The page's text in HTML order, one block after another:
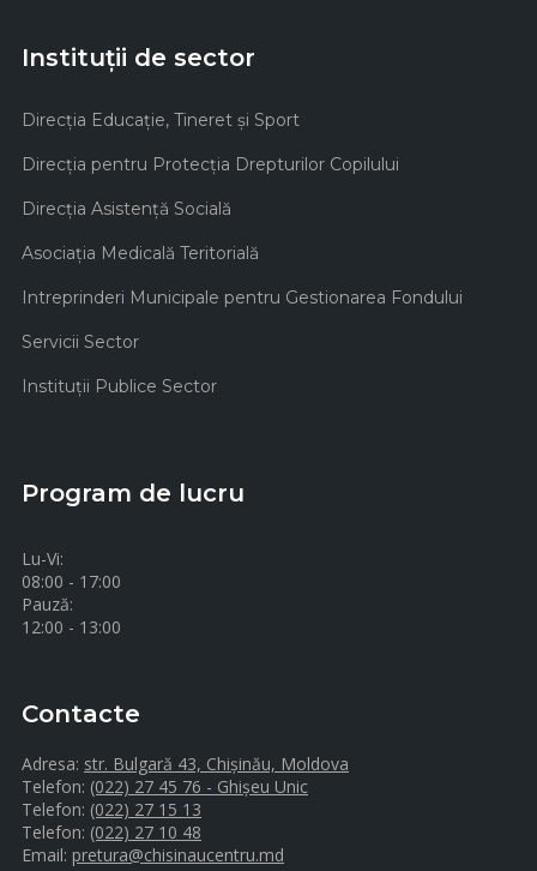
Instituții de sector
Direcţia Educaţie, Tineret şi Sport
Direcţia pentru Protecţia Drepturilor Copilului
Direcţia Asistenţă Socială
Asociaţia Medicală Teritorială
Intreprinderi Municipale pentru Gestionarea Fondului
Servicii Sector
Instituţii Publice Sector
Program de lucru
Lu-Vi:
08:00 - 17:00
Pauză:
12:00 - 13:00
Contacte
Adresa: str. Bulgară 43, Chișinău, Moldova
Telefon: (022) 27 45 76 - Ghișeu Unic
Telefon: (022) 27 15 13
Telefon: (022) 27 10 48
Email: pretura@chisinaucentru.md